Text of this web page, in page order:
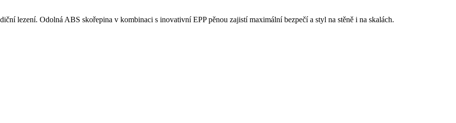
lezení. Odolná ABS skořepina v kombinaci s inovativní EPP pěnou zajistí maximální bezpečí a styl na stěně i na skalách.